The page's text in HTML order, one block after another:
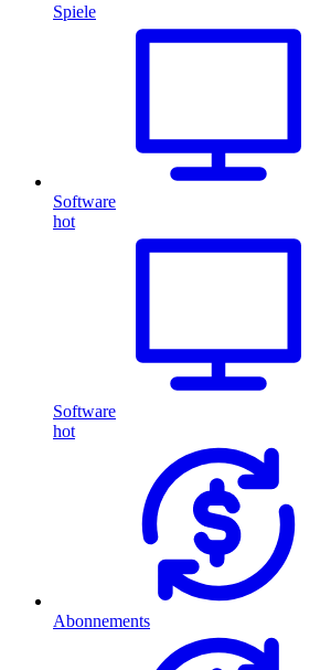
Spiele
Software
hot
Software
hot
Abonnements